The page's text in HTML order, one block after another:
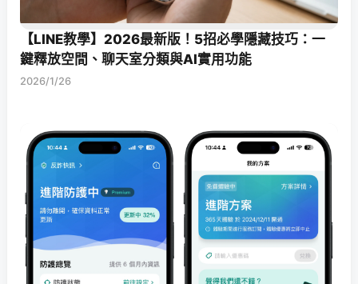
【LINE教學】2026最新版！5招必學隱藏技巧：一
鍵釋放空間、聊天室分類與AI實用功能
2026/1/26